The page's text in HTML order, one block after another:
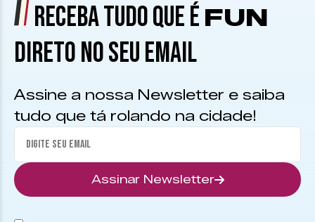
RECEBA TUDO QUE É FUN
DIRETO NO SEU EMAIL
Assine a nossa Newsletter e saiba
tudo que tá rolando na cidade!
Assinar Newsletter